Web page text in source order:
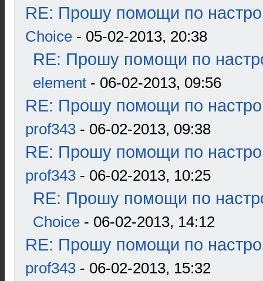
RE: Прошу помощи по
Choice - 05-02-2013, 20:38
RE: Прошу помощи по
element - 06-02-2013, 09:56
RE: Прошу помощи по
prof343 - 06-02-2013, 09:38
RE: Прошу помощи по
prof343 - 06-02-2013, 10:25
RE: Прошу помощи по
Choice - 06-02-2013, 14:12
RE: Прошу помощи по
prof343 - 06-02-2013, 15:32